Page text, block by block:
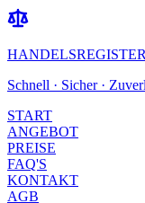
Schnell · Sicher ·
START
ANGEBOT
PREISE
FAQ'S
KONTAKT
AGB